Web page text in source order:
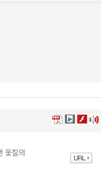
옻칠의